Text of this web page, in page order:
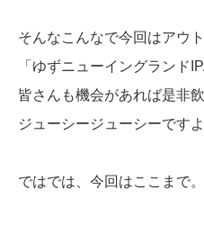
そんなこんなで今回はアウ
「ゆずニューイングランド
皆さんも機会があれば是非
ジューシージューシーです
ではでは、今回はここまで。